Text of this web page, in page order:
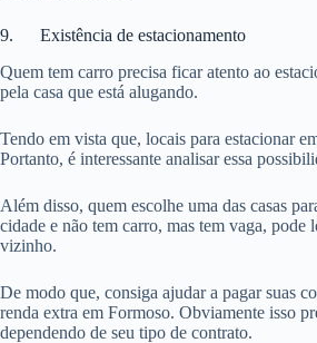
9. Existência de estacionamento
Quem tem carro precisa ficar atento ao
pela casa que está alugando.
Tendo em vista que, locais para estacionar
Portanto, é interessante analisar essa
Além disso, quem escolhe uma das casas
cidade e não tem carro, mas tem vaga, pode
vizinho.
De modo que, consiga ajudar a pagar suas
renda extra em Formoso. Obviamente isso
dependendo de seu tipo de contrato.